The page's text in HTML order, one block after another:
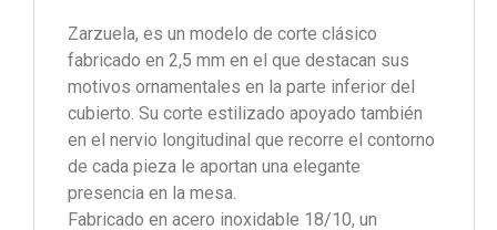
Zarzuela, es un modelo de corte clásico
fabricado en 2,5 mm en el que destacan sus
motivos ornamentales en la parte inferior del
cubierto. Su corte estilizado apoyado también
en el nervio longitudinal que recorre el contorno
de cada pieza le aportan una elegante
presencia en la mesa.
Fabricado en acero inoxidable 18/10, un